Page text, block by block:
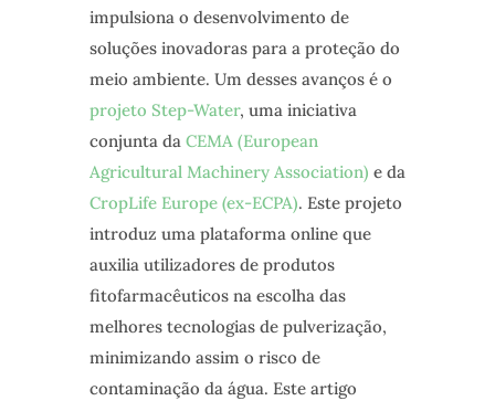
impulsiona o desenvolvimento de
soluções inovadoras para a proteção do
meio ambiente. Um desses avanços é o
projeto Step-Water, uma iniciativa
conjunta da CEMA (European
Agricultural Machinery Association) e da
CropLife Europe (ex-ECPA). Este projeto
introduz uma plataforma online que
auxilia utilizadores de produtos
fitofarmacêuticos na escolha das
melhores tecnologias de pulverização,
minimizando assim o risco de
contaminação da água. Este artigo